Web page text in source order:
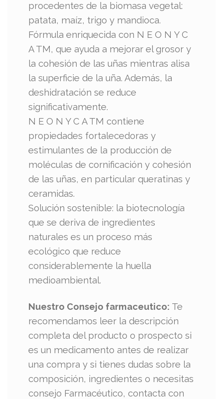
procedentes de la biomasa vegetal:
patata, maíz, trigo y mandioca.
Fórmula enriquecida con N E O N Y C
A TM, que ayuda a mejorar el grosor y
la cohesión de las uñas mientras alisa
la superficie de la uña. Además, la
deshidratación se reduce
significativamente.
N E O N Y C A TM contiene
propiedades fortalecedoras y
estimulantes de la producción de
moléculas de cornificación y cohesión
de las uñas, en particular queratinas y
ceramidas.
Solución sostenible: la biotecnología
que se deriva de ingredientes
naturales es un proceso más
ecológico que reduce
considerablemente la huella
medioambiental.
Nuestro Consejo farmaceutico: Te
recomendamos leer la descripción
completa del producto o prospecto si
es un medicamento antes de realizar
una compra y si tienes dudas sobre la
composición, ingredientes o necesitas
consejo Farmacéutico, contacta con